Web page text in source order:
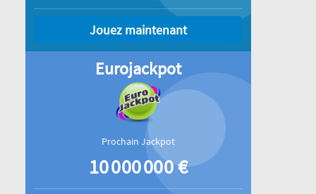
Jouez maintenant
Eurojackpot
Prochain Jackpot
10 000 000€